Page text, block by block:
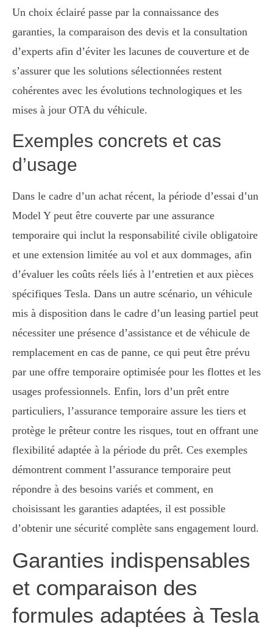
Un choix éclairé passe par la connaissance des
garanties, la comparaison des devis et la consultation
d’experts afin d’éviter les lacunes de couverture et de
s’assurer que les solutions sélectionnées restent
cohérentes avec les évolutions technologiques et les
mises à jour OTA du véhicule.
Exemples concrets et cas
d’usage
Dans le cadre d’un achat récent, la période d’essai d’un
Model Y peut être couverte par une assurance
temporaire qui inclut la responsabilité civile obligatoire
et une extension limitée au vol et aux dommages, afin
d’évaluer les coûts réels liés à l’entretien et aux pièces
spécifiques Tesla. Dans un autre scénario, un véhicule
mis à disposition dans le cadre d’un leasing partiel peut
nécessiter une présence d’assistance et de véhicule de
remplacement en cas de panne, ce qui peut être prévu
par une offre temporaire optimisée pour les flottes et les
usages professionnels. Enfin, lors d’un prêt entre
particuliers, l’assurance temporaire assure les tiers et
protège le prêteur contre les risques, tout en offrant une
flexibilité adaptée à la période du prêt. Ces exemples
démontrent comment l’assurance temporaire peut
répondre à des besoins variés et comment, en
choisissant les garanties adaptées, il est possible
d’obtenir une sécurité complète sans engagement lourd.
Garanties indispensables
et comparaison des
formules adaptées à Tesla